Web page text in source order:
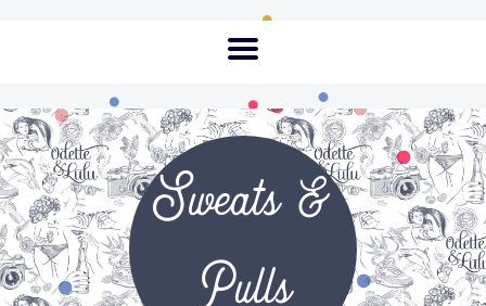
Sweats &
Pulls